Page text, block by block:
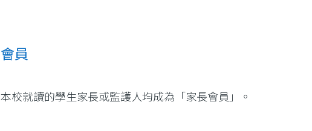
會員
本校就讀的學生家長或監護人均成為「家長會員」。